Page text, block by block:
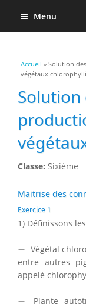
Menu
Vous êtes ici
Accueil » Solution
végétaux
Solution
Classe: Sixième
Maitrise des
Exercice 1
1) Définissons
− Végétal
entre autres
appelé
−
Plante